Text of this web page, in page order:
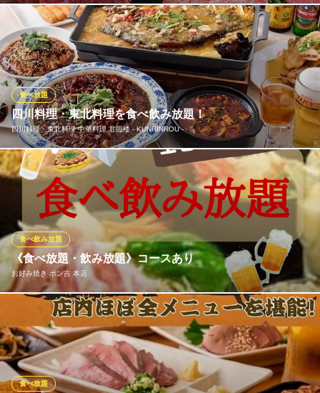
神奈川県横浜市南区白金町1-5
驚異の国産和牛食べ放題＆飲み放題プラン！6050円(税込)!!驚きの
お値段でご案内しております食べ飲み放題プラン！このお値段で
ありながら当店自慢のお料理をご満喫いただけます♪他店には真似
できない味と価格！是非お客様の舌でお確かめください!!
備長七輪焼肉 牛蔵（ぎゅうくら）
国産和牛 備長七輪焼肉
横浜市営地下鉄伊勢佐木長者町駅 徒歩3分
神奈川県横浜市中区伊勢佐木町4-111
四川料理・東北料理を食べ飲み放題！
四川料理・東北料理 中華料理 君臨楼 ‐ KUNRINROU ‐
食べ放題
当店は本場のシェフが作る四川料理と東北料理がお勧め！2時間食
べ飲み放題が4,500円～お楽しみ頂けます。
四川料理・東北料理 中華料理 君臨楼 ‐ KUNRINROU ‐
四川料理・東北料理
ＪＲ根岸線関内駅北口 徒歩10分
神奈川県横浜市中区伊勢佐木町4-117
《食べ放題・飲み放題》コースあり
お好み焼き ポン吉 本店
食べ飲み放題
歓送迎会にも◎【当日予約OK】エビス生ビール付き2時間食べ飲
み放題 鉄板居酒屋 ポン吉 伊勢佐木長者町本店のコース写真 お好
み焼き・もんじゃ・やきそば・やきうどん・たこ焼き…食べ飲み
放題120分ラストオーダー30分
食べ放題